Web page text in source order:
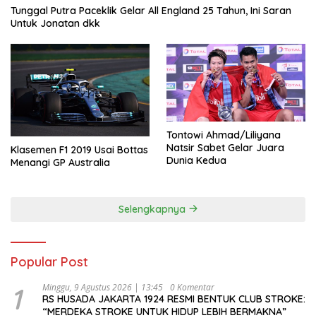
Tunggal Putra Paceklik Gelar All England 25 Tahun, Ini Saran
Untuk Jonatan dkk
Klasemen F1 2019 Usai Bottas
Menangi GP Australia
Tontowi Ahmad/Liliyana
Natsir Sabet Gelar Juara
Dunia Kedua
Selengkapnya
Popular Post
1 Minggu, 9 Agustus 2026 | 13:45 0 Komentar
RS HUSADA JAKARTA 1924 RESMI BENTUK CLUB STROKE:
“MERDEKA STROKE UNTUK HIDUP LEBIH BERMAKNA”